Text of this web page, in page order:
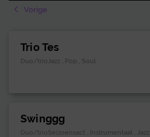
Vorige
Trio Tes
Duo/trioJazz , Pop , Soul
Swinggg
Duo/trioSeizoensact , Instrumentaal , Jazz